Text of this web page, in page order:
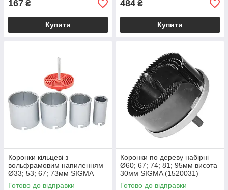
167 ₴
Купити
484 ₴
Купити
Коронки кільцеві з
вольфрамовим напиленням
Ø33; 53; 67; 73мм SIGMA
(1512051)
Готово до відправки
Коронки по дереву набірні
Ø60; 67; 74; 81; 95мм висота
30мм SIGMA (1520031)
Готово до відправки